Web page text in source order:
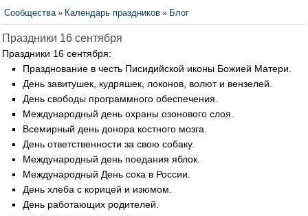
Сообщества » Календарь праздников » Блог
Праздники 16 сентября
Праздники 16 сентября:
Празднование в честь Писидийской иконы Божией Матери.
День завитушек, кудряшек, локонов, волют и вензелей.
День свободы программного обеспечения.
Международный день охраны озонового слоя.
Всемирный день донора костного мозга.
День ответственности за свою собаку.
Международный день поедания яблок.
Международный День сока в России.
День хлеба с корицей и изюмом.
День работающих родителей.